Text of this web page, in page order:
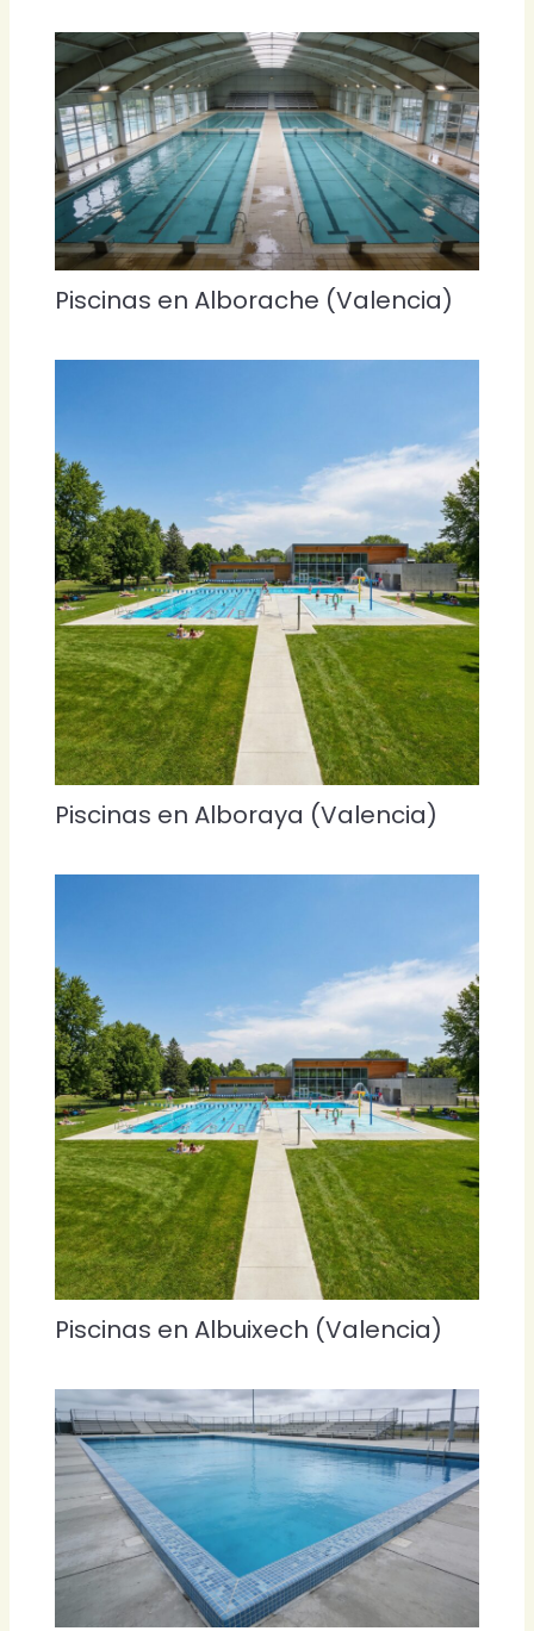
Piscinas en Alborache (Valencia)
Piscinas en Alboraya (Valencia)
Piscinas en Albuixech (Valencia)